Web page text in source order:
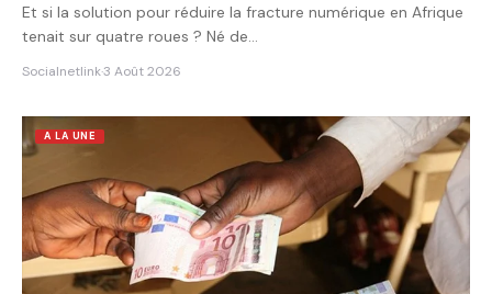
Et si la solution pour réduire la fracture numérique en Afrique
tenait sur quatre roues ? Né de…
Socialnetlink·3 Août 2026
A LA UNE